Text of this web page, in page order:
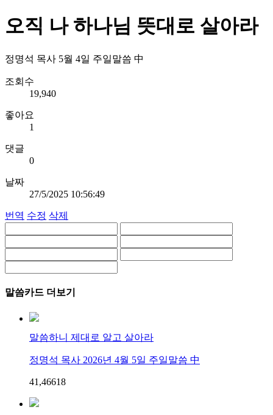
오직 나 하나님 뜻대로 살아라
정명석 목사 5월 4일 주일말씀 中
조회수
19,940
좋아요
1
댓글
0
날짜
27/5/2025 10:56:49
번역 수정 삭제
말씀카드 더보기
말씀하니 제대로 알고 살아라
정명석 목사 2026년 4월 5일 주일말씀 中
41,46618